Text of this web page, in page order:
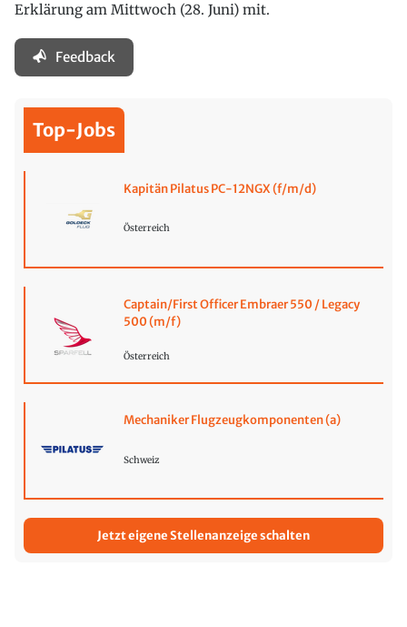
Erklärung am Mittwoch (28. Juni) mit.
Feedback
Top-Jobs
Kapitän Pilatus PC-12NGX (f/m/d)
Österreich
Captain/First Officer Embraer 550 / Legacy
500 (m/f)
Österreich
Mechaniker Flugzeugkomponenten (a)
Schweiz
Jetzt eigene Stellenanzeige schalten